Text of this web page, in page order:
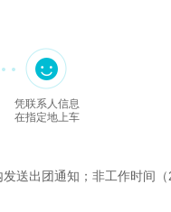
凭联系人信息
在指定地上车
出团通知；非工作时间